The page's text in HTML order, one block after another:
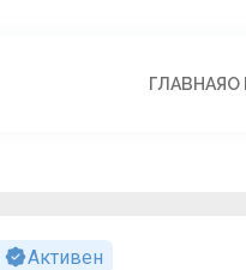
ГЛАВНАЯО
Активен